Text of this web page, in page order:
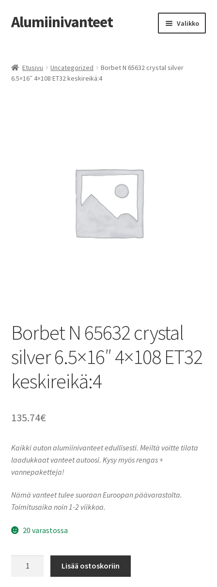
Siirry
navigointiin
Siirry
sisältöön
Alumiinivanteet Valikko
Kauppa
Etusivu Uncategorized
Borbet N 65632 crystal silver
6.5×16″ 4×108 ET32 keskireikä:4
Borbet N 65632 crystal
silver 6.5×16″ 4×108 ET32
keskireikä:4
135.74€
Kaikki auton alumiinivanteet edullisesti. Meiltä voitte tilata
laadukkaat vanteet autoosi. Kysy myös rengas +
vannepaketteja!
Nämä vanteet tulee suoraan Euroopan päävarastolta.
Toimitusaika noin 1-2 viikkoa.
20 varastossa
Lisää ostoskoriin